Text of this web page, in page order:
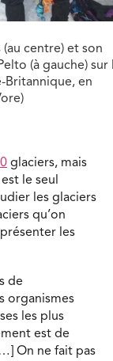
centre) et son
(à gauche) sur
Britannique, en
glaciers, mais
le seul
les glaciers
qu’on
les
de
organismes
les plus
est de
On ne fait pas